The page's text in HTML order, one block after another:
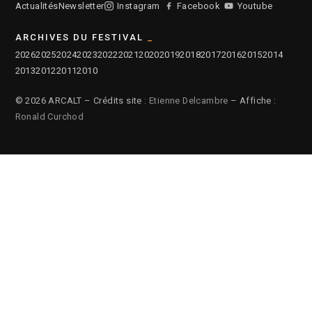
ActualitésNewsletter Instagram Facebook Youtube
ARCHIVES DU FESTIVAL
2026202520242023202220212020201920182017201620152014
2013201220112010
© 2026 ARCALT – Crédits site : Etienne Delcambre – Affiche :
Ronald Curchod